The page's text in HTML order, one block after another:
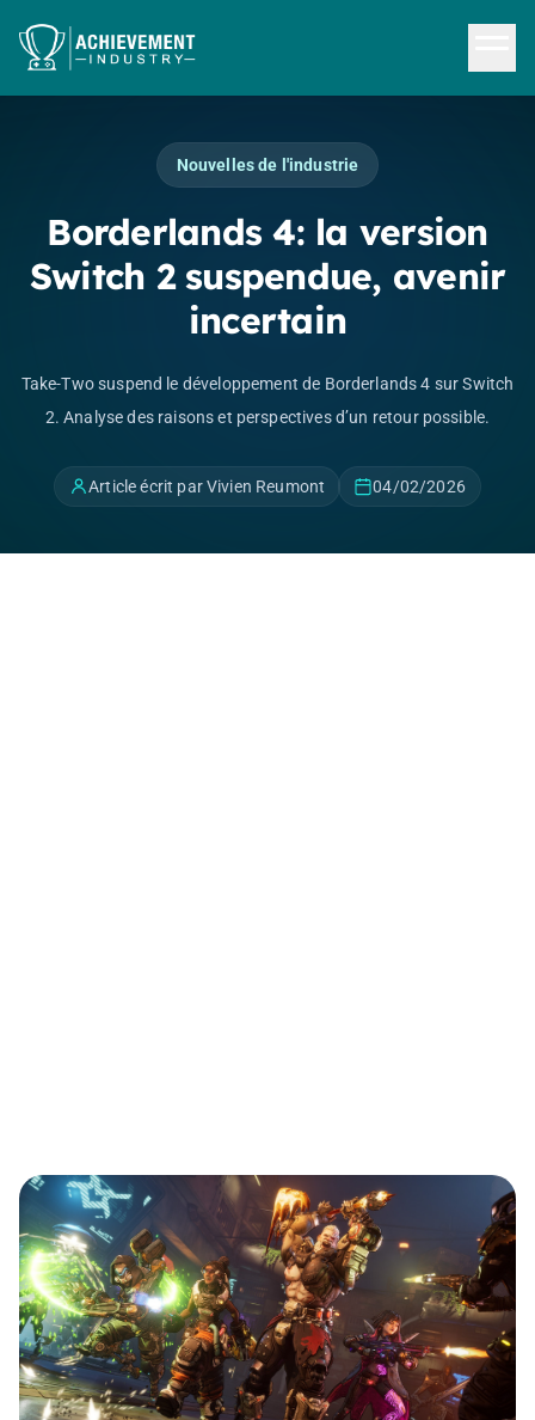
Nouvelles de l'industrie
Borderlands 4: la version
Switch 2 suspendue, avenir
incertain
Take-Two suspend le développement de Borderlands 4 sur Switch
2. Analyse des raisons et perspectives d’un retour possible.
Article écrit par Vivien Reumont 04/02/2026